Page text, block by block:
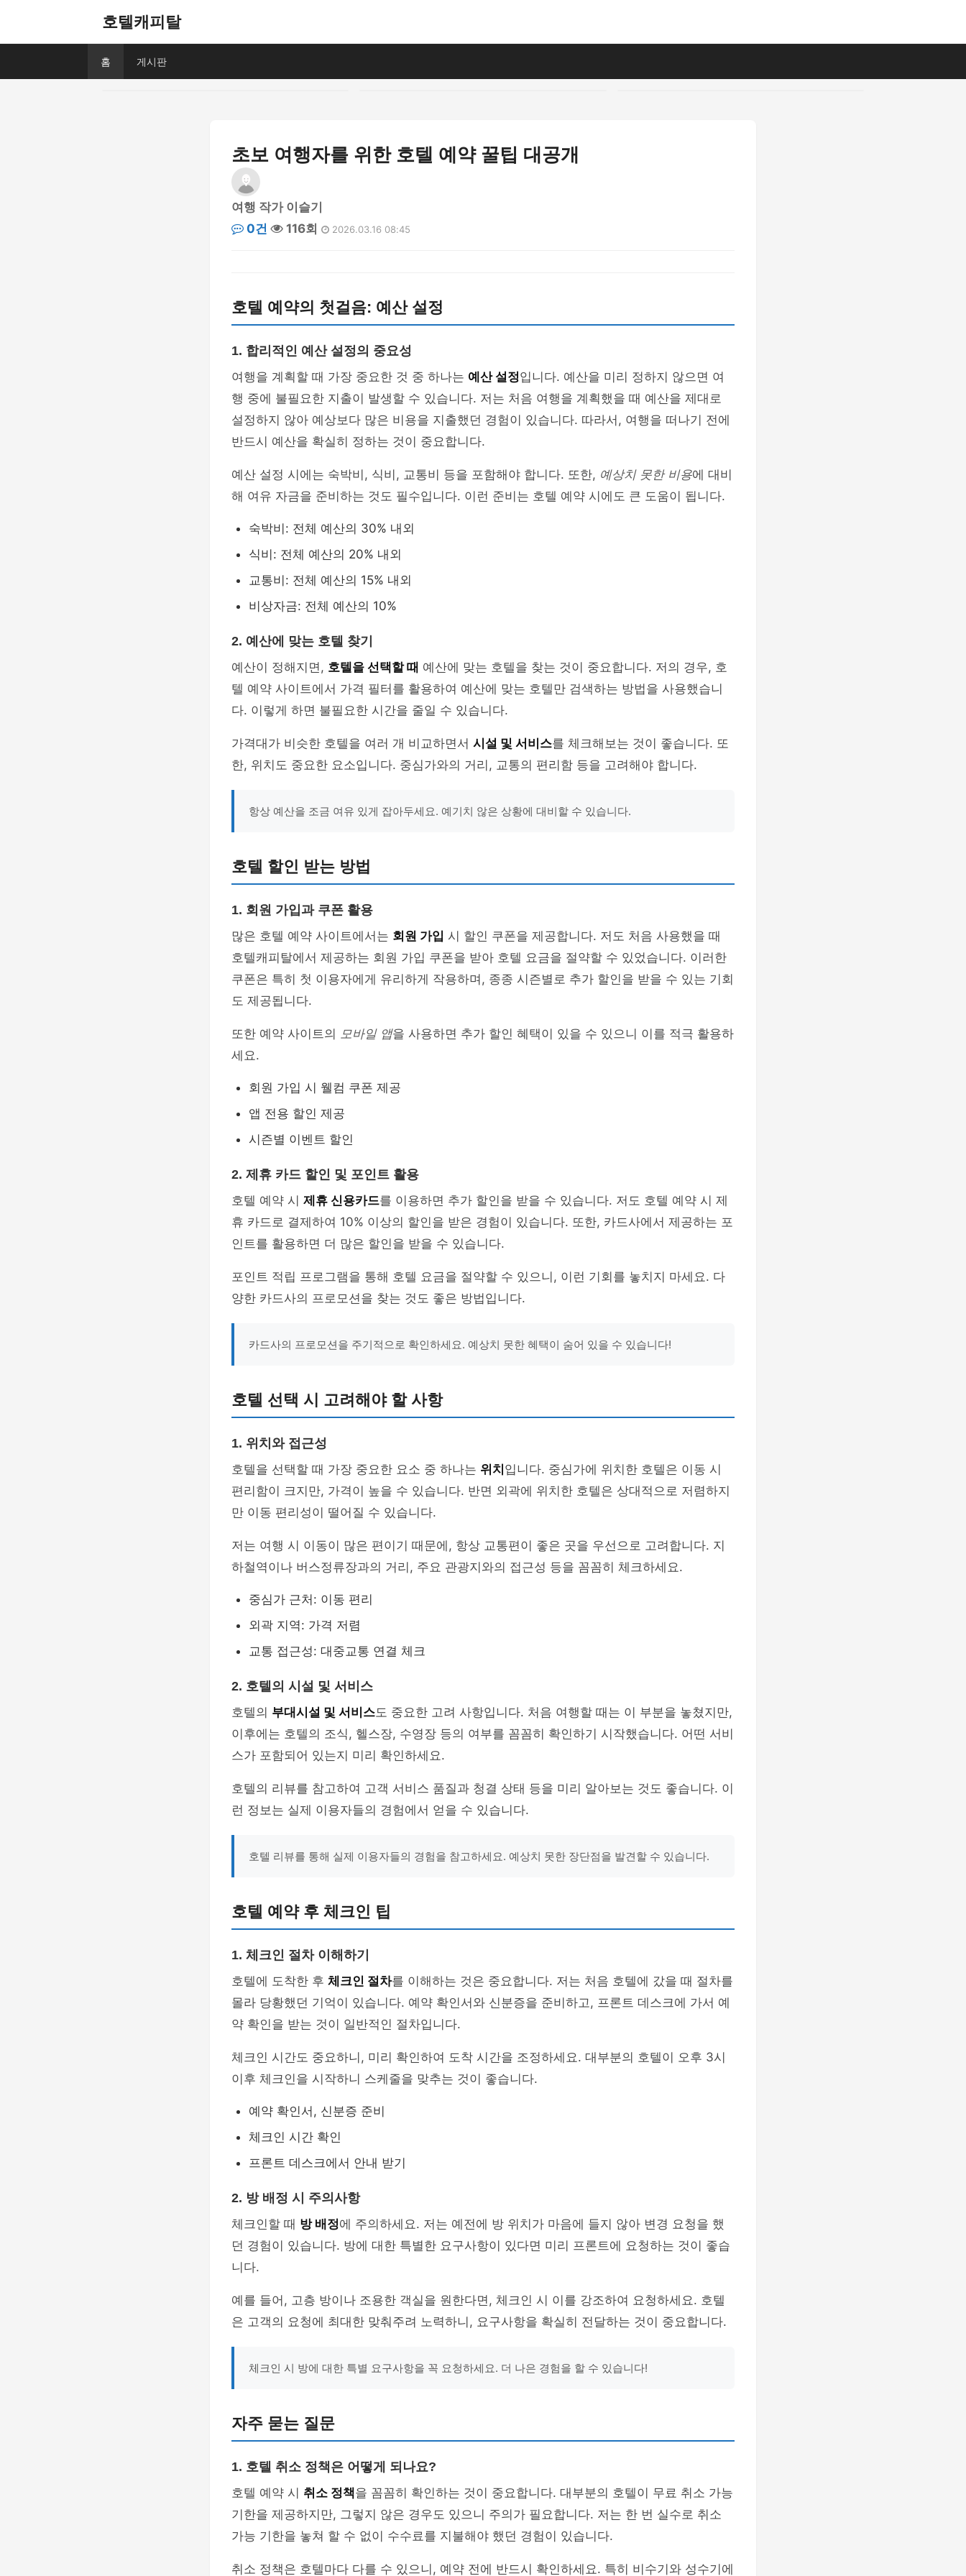
호텔캐피탈
홈 게시판
초보 여행자를 위한 호텔 예약 꿀팁 대공개
여행 작가 이슬기
0건
116회 2026.03.16 08:45
호텔 예약의 첫걸음: 예산 설정
1. 합리적인 예산 설정의 중요성
여행을 계획할 때 가장 중요한 것 중 하나는 예산 설정입니다. 예산을 미리 정하지 않으면 여
행 중에 불필요한 지출이 발생할 수 있습니다. 저는 처음 여행을 계획했을 때 예산을 제대로
설정하지 않아 예상보다 많은 비용을 지출했던 경험이 있습니다. 따라서, 여행을 떠나기 전에
반드시 예산을 확실히 정하는 것이 중요합니다.
예산 설정 시에는 숙박비, 식비, 교통비 등을 포함해야 합니다. 또한, 예상치 못한 비용에 대비
해 여유 자금을 준비하는 것도 필수입니다. 이런 준비는 호텔 예약 시에도 큰 도움이 됩니다.
숙박비: 전체 예산의 30% 내외
식비: 전체 예산의 20% 내외
교통비: 전체 예산의 15% 내외
비상자금: 전체 예산의 10%
2. 예산에 맞는 호텔 찾기
예산이 정해지면, 호텔을 선택할 때 예산에 맞는 호텔을 찾는 것이 중요합니다. 저의 경우, 호
텔 예약 사이트에서 가격 필터를 활용하여 예산에 맞는 호텔만 검색하는 방법을 사용했습니
다. 이렇게 하면 불필요한 시간을 줄일 수 있습니다.
가격대가 비슷한 호텔을 여러 개 비교하면서 시설 및 서비스를 체크해보는 것이 좋습니다. 또
한, 위치도 중요한 요소입니다. 중심가와의 거리, 교통의 편리함 등을 고려해야 합니다.
항상 예산을 조금 여유 있게 잡아두세요. 예기치 않은 상황에 대비할 수 있습니다.
호텔 할인 받는 방법
1. 회원 가입과 쿠폰 활용
많은 호텔 예약 사이트에서는 회원 가입 시 할인 쿠폰을 제공합니다. 저도 처음 사용했을 때
호텔캐피탈에서 제공하는 회원 가입 쿠폰을 받아 호텔 요금을 절약할 수 있었습니다. 이러한
쿠폰은 특히 첫 이용자에게 유리하게 작용하며, 종종 시즌별로 추가 할인을 받을 수 있는 기회
도 제공됩니다.
또한 예약 사이트의 모바일 앱을 사용하면 추가 할인 혜택이 있을 수 있으니 이를 적극 활용하
세요.
회원 가입 시 웰컴 쿠폰 제공
앱 전용 할인 제공
시즌별 이벤트 할인
2. 제휴 카드 할인 및 포인트 활용
호텔 예약 시 제휴 신용카드를 이용하면 추가 할인을 받을 수 있습니다. 저도 호텔 예약 시 제
휴 카드로 결제하여 10% 이상의 할인을 받은 경험이 있습니다. 또한, 카드사에서 제공하는 포
인트를 활용하면 더 많은 할인을 받을 수 있습니다.
포인트 적립 프로그램을 통해 호텔 요금을 절약할 수 있으니, 이런 기회를 놓치지 마세요. 다
양한 카드사의 프로모션을 찾는 것도 좋은 방법입니다.
카드사의 프로모션을 주기적으로 확인하세요. 예상치 못한 혜택이 숨어 있을 수 있습니다!
호텔 선택 시 고려해야 할 사항
1. 위치와 접근성
호텔을 선택할 때 가장 중요한 요소 중 하나는 위치 입니다. 중심가에 위치한 호텔은 이동 시
편리함이 크지만, 가격이 높을 수 있습니다. 반면 외곽에 위치한 호텔은 상대적으로 저렴하지
만 이동 편리성이 떨어질 수 있습니다.
저는 여행 시 이동이 많은 편이기 때문에, 항상 교통편이 좋은 곳을 우선으로 고려합니다. 지
하철역이나 버스정류장과의 거리, 주요 관광지와의 접근성 등을 꼼꼼히 체크하세요.
중심가 근처: 이동 편리
외곽 지역: 가격 저렴
교통 접근성: 대중교통 연결 체크
2. 호텔의 시설 및 서비스
호텔의 부대시설 및 서비스도 중요한 고려 사항입니다. 처음 여행할 때는 이 부분을 놓쳤지만,
이후에는 호텔의 조식, 헬스장, 수영장 등의 여부를 꼼꼼히 확인하기 시작했습니다. 어떤 서비
스가 포함되어 있는지 미리 확인하세요.
호텔의 리뷰를 참고하여 고객 서비스 품질과 청결 상태 등을 미리 알아보는 것도 좋습니다. 이
런 정보는 실제 이용자들의 경험에서 얻을 수 있습니다.
호텔 리뷰를 통해 실제 이용자들의 경험을 참고하세요. 예상치 못한 장단점을 발견할 수 있습니다.
호텔 예약 후 체크인 팁
1. 체크인 절차 이해하기
호텔에 도착한 후 체크인 절차를 이해하는 것은 중요합니다. 저는 처음 호텔에 갔을 때 절차를
몰라 당황했던 기억이 있습니다. 예약 확인서와 신분증을 준비하고, 프론트 데스크에 가서 예
약 확인을 받는 것이 일반적인 절차입니다.
체크인 시간도 중요하니, 미리 확인하여 도착 시간을 조정하세요. 대부분의 호텔이 오후 3시
이후 체크인을 시작하니 스케줄을 맞추는 것이 좋습니다.
예약 확인서, 신분증 준비
체크인 시간 확인
프론트 데스크에서 안내 받기
2. 방 배정 시 주의사항
체크인할 때 방 배정에 주의하세요. 저는 예전에 방 위치가 마음에 들지 않아 변경 요청을 했
던 경험이 있습니다. 방에 대한 특별한 요구사항이 있다면 미리 프론트에 요청하는 것이 좋습
니다.
예를 들어, 고층 방이나 조용한 객실을 원한다면, 체크인 시 이를 강조하여 요청하세요. 호텔
은 고객의 요청에 최대한 맞춰주려 노력하니, 요구사항을 확실히 전달하는 것이 중요합니다.
체크인 시 방에 대한 특별 요구사항을 꼭 요청하세요. 더 나은 경험을 할 수 있습니다!
자주 묻는 질문
1. 호텔 취소 정책은 어떻게 되나요?
호텔 예약 시 취소 정책을 꼼꼼히 확인하는 것이 중요합니다. 대부분의 호텔이 무료 취소 가능
기한을 제공하지만, 그렇지 않은 경우도 있으니 주의가 필요합니다. 저는 한 번 실수로 취소
가능 기한을 놓쳐 할 수 없이 수수료를 지불해야 했던 경험이 있습니다.
취소 정책은 호텔마다 다를 수 있으니, 예약 전에 반드시 확인하세요. 특히 비수기와 성수기에